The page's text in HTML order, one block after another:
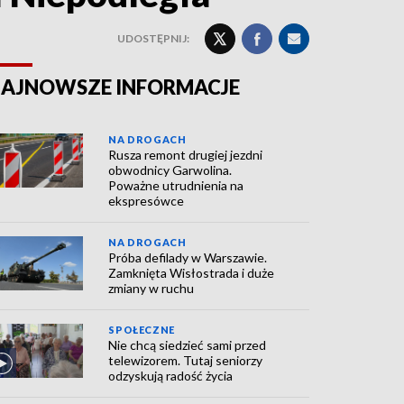
UDOSTĘPNIJ:
INFORMACJE
NA DROGACH
Rusza remont drugiej jezdni
obwodnicy Garwolina.
Poważne utrudnienia na
ekspresówce
NA DROGACH
Próba defilady w Warszawie.
Zamknięta Wisłostrada i duże
zmiany w ruchu
SPOŁECZNE
Nie chcą siedzieć sami przed
telewizorem. Tutaj seniorzy
odzyskują radość życia